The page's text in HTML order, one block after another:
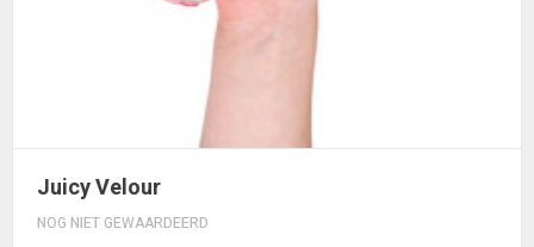
Juicy Velour
NOG NIET GEWAARDEERD